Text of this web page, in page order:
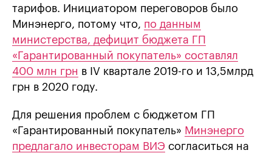
тарифов. Инициатором переговоров было
Минэнерго, потому что, по данным
министерства, дефицит бюджета ГП
«Гарантированный покупатель» составлял
400 млн грн в IV квартале 2019-го и 13,5млрд
грн в 2020 году.
Для решения проблем с бюджетом ГП
«Гарантированный покупатель» Минэнерго
предлагало инвесторам ВИЭ согласиться на